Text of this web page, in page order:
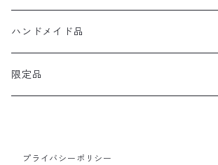
ハンドメイド品
ダリア染め
限定品
プライバシーポリシー